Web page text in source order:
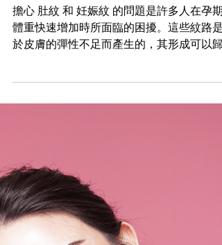
2024年12月13日
美容
擔心 肚紋 和 妊娠紋 的問題是許多人在孕期
體重快速增加時所面臨的困擾。這些紋路是
於皮膚的彈性不足而產生的，其形成可以歸
於多個因素，包括遺傳、生活方式和荷爾蒙
化。然而，不用擔心，有一些方法可以減少